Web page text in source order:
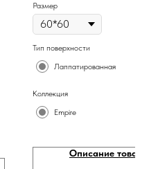
Размер
Тип поверхности
Лаппатированная
Коллекция
Empire
Описание товара